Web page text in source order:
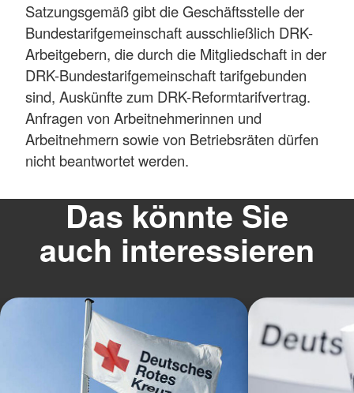
Satzungsgemäß gibt die Geschäftsstelle der
Bundestarifgemeinschaft ausschließlich DRK-
Arbeitgebern, die durch die Mitgliedschaft in der
DRK-Bundestarifgemeinschaft tarifgebunden
sind, Auskünfte zum DRK-Reformtarifvertrag.
Anfragen von Arbeitnehmerinnen und
Arbeitnehmern sowie von Betriebsräten dürfen
nicht beantwortet werden.
Das könnte Sie
auch interessieren